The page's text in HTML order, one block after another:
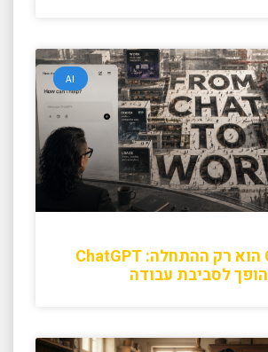
AI
GPT-5.6 הוא רק ההתחלה: ChatGPT
הופך לסביבת עבודה